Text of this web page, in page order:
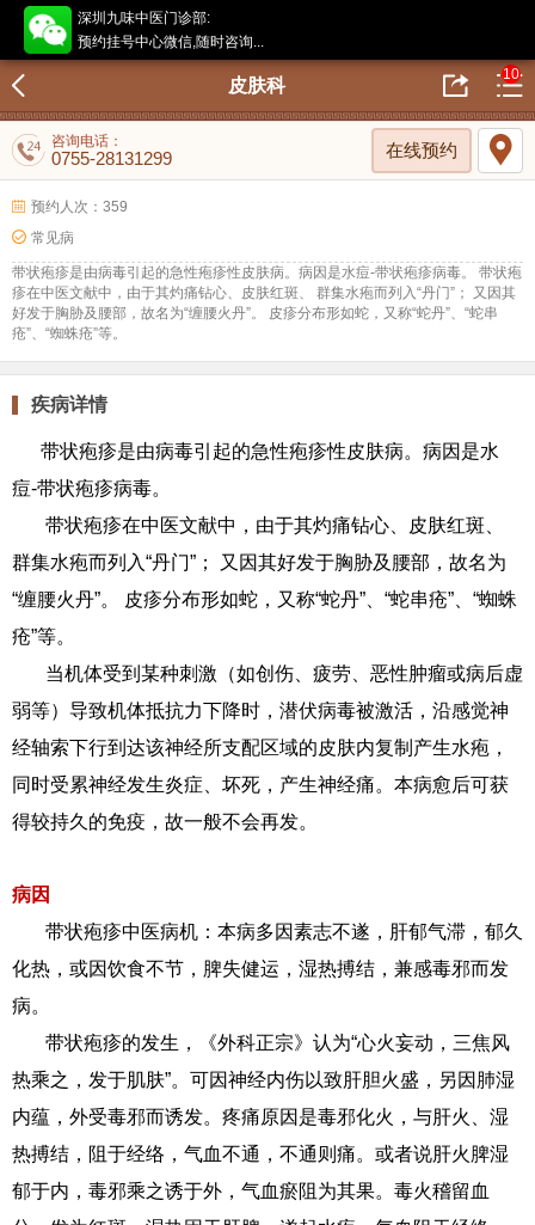
深圳九味中医门诊部:
预约挂号中心微信,随时咨询...
皮肤科
10
咨询电话：
0755-28131299 在线预约
预约人次：359
常见病
带状疱疹是由病毒引起的急性疱疹性皮肤病。病因是水痘-带状疱疹病毒。 带状疱
疹在中医文献中，由于其灼痛钻心、皮肤红斑、 群集水疱而列入“丹门”； 又因其
好发于胸胁及腰部，故名为“缠腰火丹”。 皮疹分布形如蛇，又称“蛇丹”、“蛇串
疮”、“蜘蛛疮”等。
疾病详情
带状疱疹是由病毒引起的急性疱疹性皮肤病。病因是水
痘-带状疱疹病毒。
带状疱疹在中医文献中，由于其灼痛钻心、皮肤红斑、
群集水疱而列入“丹门”； 又因其好发于胸胁及腰部，故名为
“缠腰火丹”。 皮疹分布形如蛇，又称“蛇丹”、“蛇串疮”、“蜘蛛
疮”等。
当机体受到某种刺激（如创伤、疲劳、恶性肿瘤或病后虚
弱等）导致机体抵抗力下降时，潜伏病毒被激活，沿感觉神
经轴索下行到达该神经所支配区域的皮肤内复制产生水疱，
同时受累神经发生炎症、坏死，产生神经痛。本病愈后可获
得较持久的免疫，故一般不会再发。
病因
带状疱疹中医病机：本病多因素志不遂，肝郁气滞，郁久
化热，或因饮食不节，脾失健运，湿热搏结，兼感毒邪而发
病。
带状疱疹的发生，《外科正宗》认为“心火妄动，三焦风
热乘之，发于肌肤”。可因神经内伤以致肝胆火盛，另因肺湿
内蕴，外受毒邪而诱发。疼痛原因是毒邪化火，与肝火、湿
热搏结，阻于经络，气血不通，不通则痛。或者说肝火脾湿
郁于内，毒邪乘之诱于外，气血瘀阻为其果。毒火稽留血